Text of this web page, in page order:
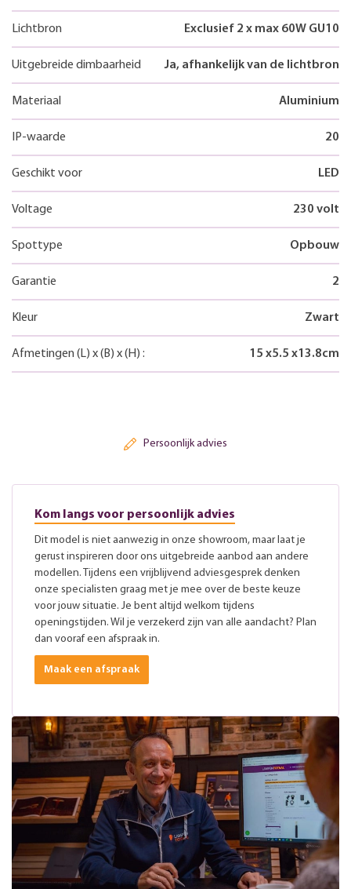
Lichtbron Exclusief 2 x max 60W GU10
Uitgebreide dimbaarheid Ja, afhankelijk van de lichtbron
Materiaal Aluminium
IP-waarde 20
Geschikt voor LED
Voltage 230 volt
Spottype Opbouw
Garantie 2
Kleur Zwart
Afmetingen (L) x(B) x(H) : 15 x5.5 x13.8cm
Persoonlijk advies
Kom langs voor persoonlijk advies
Dit model is niet aanwezig in onze showroom, maar laat je
gerust inspireren door ons uitgebreide aanbod aan andere
modellen. Tijdens een vrijblijvend adviesgesprek denken
onze specialisten graag met je mee over de beste keuze
voor jouw situatie. Je bent altijd welkom tijdens
openingstijden. Wil je verzekerd zijn van alle aandacht? Plan
dan vooraf een afspraak in.
Maak een afspraak